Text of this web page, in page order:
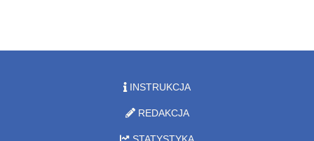
INSTRUKCJA
REDAKCJA